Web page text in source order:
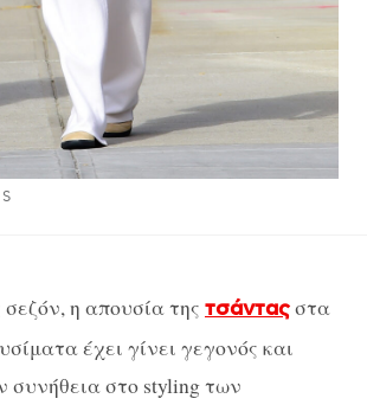
σεζόν, η απουσία της τσάνταςστα
έχει γίνει γεγονός και
συνήθεια στο styling των